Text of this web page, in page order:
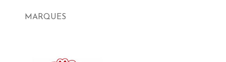
MARQUES